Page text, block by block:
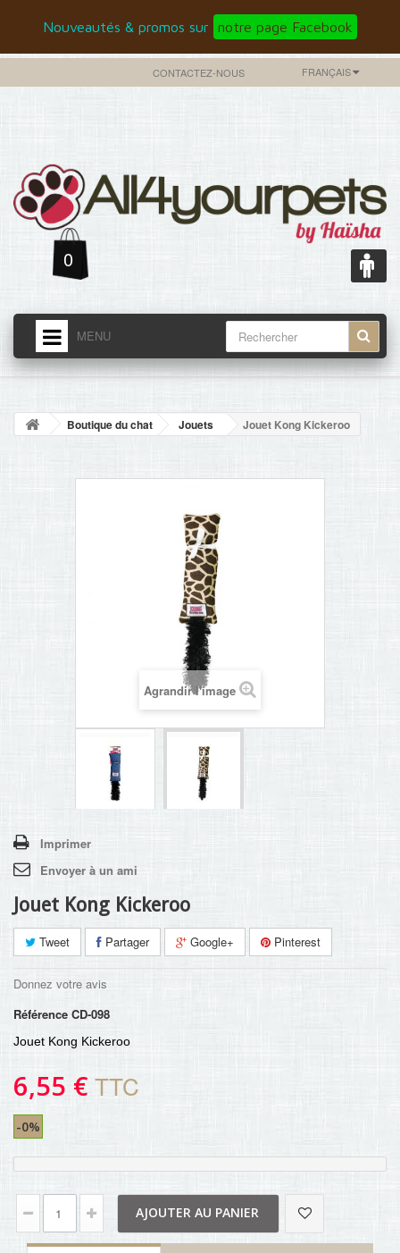
Nouveautés & promos sur notre page Facebook
FRANÇAIS
CONTACTEZ-NOUS
0
MENU
ACCUEIL
NOUVELLES
CONTACT
Boutique du chat Jouets Jouet Kong Kickeroo
Agrandir l'image
Imprimer
Envoyer à un ami
Jouet Kong Kickeroo
Tweet Partager Google+ Pinterest
Donnez votre avis
Référence CD-098
Jouet Kong Kickeroo
6,55 € TTC
-0%
AJOUTER AU PANIER